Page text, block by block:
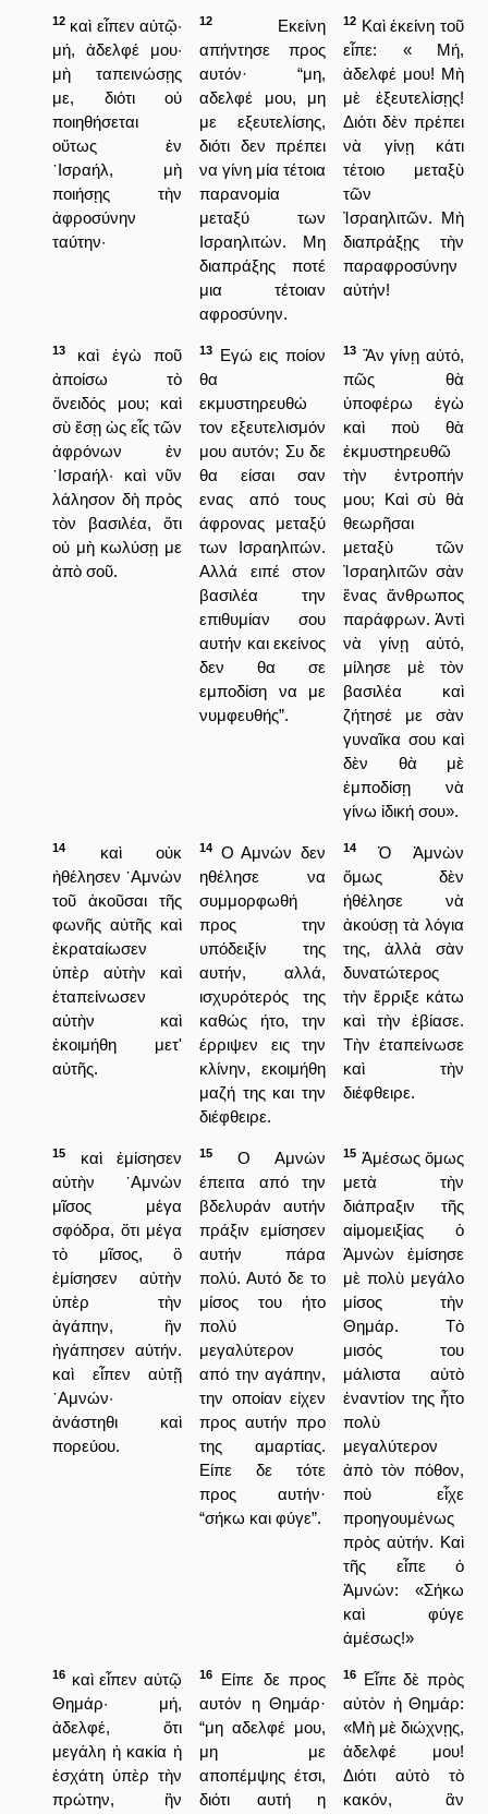
12 καὶ εἶπεν αὐτῷ·
μή, ἀδελφέ μου·
μὴ ταπεινώσῃς
με, διότι οὐ
ποιηθήσεται
οὕτως ἐν
᾿Ισραήλ, μὴ
ποιήσῃς τὴν
ἀφροσύνην
ταύτην·
12
Εκείνη
απήντησε προς
αυτόν· “μη,
αδελφέ μου, μη
με εξευτελίσης,
διότι δεν πρέπει
να γίνη μία τέτοια
παρανομία
μεταξύ των
Ισραηλιτών. Μη
διαπράξης ποτέ
μια τέτοιαν
αφροσύνην.
12 Καὶ ἐκείνη τοῦ
εἶπε: « Μή,
ἀδελφέ μου! Μὴ
μὲ ἐξευτελίσῃς!
Διότι δὲν πρέπει
νὰ γίνῃ κάτι
τέτοιο μεταξὺ
τῶν
Ἰσραηλιτῶν. Μὴ
διαπράξῃς τὴν
παραφροσύνην
αὐτήν!
13
καὶ ἐγὼ ποῦ
ἀποίσω τὸ
ὄνειδός μου; καὶ
σὺ ἔσῃ ὡς εἷς τῶν
ἀφρόνων ἐν
᾿Ισραήλ· καὶ νῦν
λάλησον δὴ πρὸς
τὸν βασιλέα, ὅτι
οὐ μὴ κωλύσῃ με
ἀπὸ σοῦ.
13
Εγώ εις ποίον
θα
εκμυστηρευθώ
τον εξευτελισμόν
μου αυτόν; Συ δε
θα είσαι σαν
ενας από τους
άφρονας μεταξύ
των Ισραηλιτών.
Αλλά ειπέ στον
βασιλέα την
επιθυμίαν σου
αυτήν και εκείνος
δεν θα σε
εμποδίση να με
νυμφευθής”.
13 Ἂν γίνῃ αὐτό,
πῶς θὰ
ὑποφέρω ἐγὼ
καὶ ποὺ θὰ
ἐκμυστηρευθῶ
τὴν ἐντροπήν
μου; Καὶ σὺ θὰ
θεωρῆσαι
μεταξὺ τῶν
Ἰσραηλιτῶν σὰν
ἕνας ἄνθρωπος
παράφρων. Ἀντὶ
νὰ γίνῃ αὐτό,
μίλησε μὲ τὸν
βασιλέα καὶ
ζήτησέ με σὰν
γυναῖκα σου καὶ
δὲν θὰ μὲ
ἐμποδίσῃ νὰ
γίνω ἰδική σου».
14
καὶ οὐκ
ἠθέλησεν ᾿Αμνὼν
τοῦ ἀκοῦσαι τῆς
φωνῆς αὐτῆς καὶ
ἐκραταίωσεν
ὑπὲρ αὐτὴν καὶ
ἐταπείνωσεν
αὐτὴν καὶ
ἐκοιμήθη μετ'
αὐτῆς.
14
Ο Αμνών δεν
ηθέλησε να
συμμορφωθή
προς την
υπόδειξίν της
αυτήν, αλλά,
ισχυρότερός της
καθώς ήτο, την
έρριψεν εις την
κλίνην, εκοιμήθη
μαζή της και την
διέφθειρε.
14
Ὁ Ἀμνὼν
ὅμως δὲν
ἠθέλησε νὰ
ἀκούσῃ τὰ λόγια
της, ἀλλὰ σὰν
δυνατώτερος
τὴν ἔρριξε κάτω
καὶ τὴν ἐβίασε.
Τὴν ἐταπείνωσε
καὶ τὴν
διέφθειρε.
15
καὶ ἐμίσησεν
αὐτὴν ᾿Αμνὼν
μῖσος μέγα
σφόδρα, ὅτι μέγα
τὸ μῖσος, ὃ
ἐμίσησεν αὐτὴν
ὑπὲρ τὴν
ἀγάπην, ἣν
ἠγάπησεν αὐτήν.
καὶ εἶπεν αὐτῇ
᾿Αμνών·
ἀνάστηθι καὶ
πορεύου.
15
Ο Αμνών
έπειτα από την
βδελυράν αυτήν
πράξιν εμίσησεν
αυτήν πάρα
πολύ. Αυτό δε το
μίσος του ήτο
πολύ
μεγαλύτερον
από την αγάπην,
την οποίαν είχεν
προς αυτήν προ
της αμαρτίας.
Είπε δε τότε
προς αυτήν·
“σήκω και φύγε”.
15 Ἀμέσως ὅμως
μετὰ τὴν
διάπραξιν τῆς
αἱμομειξίας ὁ
Ἀμνὼν ἐμίσησε
μὲ πολὺ μεγάλο
μίσος τὴν
Θημάρ. Τὸ
μισός του
μάλιστα αὐτὸ
ἐναντίον της ἦτο
πολὺ
μεγαλύτερον
ἀπὸ τὸν πόθον,
ποὺ εἶχε
προηγουμένως
πρὸς αὐτήν. Καὶ
τῆς εἶπε ὀ
Ἀμνών: «Σήκω
καὶ φύγε
ἀμέσως!»
16 καὶ εἶπεν αὐτῷ
Θημάρ· μή,
ἀδελφέ, ὅτι
μεγάλη ἡ κακία ἡ
ἐσχάτη ὑπὲρ τὴν
πρώτην, ἣν
16
Είπε δε προς
αυτόν η Θημάρ·
“μη αδελφέ μου,
μη με
αποπέμψης έτσι,
διότι αυτή η
16
Εἶπε δὲ πρὸς
αὐτὸν ἡ Θημάρ:
«Μὴ μὲ διώχνῃς,
ἀδελφέ μου!
Διότι αὐτὸ τὸ
κακόν, ἂν